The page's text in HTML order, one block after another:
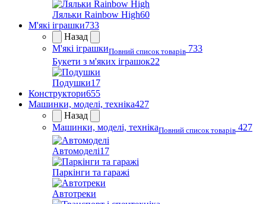
Ляльки Rainbow High60
М'які іграшки733
Назад
М'які іграшкиПовний список товарів 733
Букети з м'яких іграшок22
Подушки17
Конструктори655
Машинки, моделі, техніка427
Назад
Машинки, моделі, технікаПовний список товарів 427
Автомоделі17
Паркінги та гаражі
Автотреки